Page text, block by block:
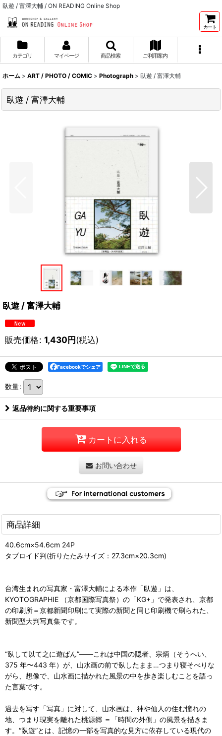
臥遊 / 富澤大輔 / ON READING Online Shop
カート
カテゴリ マイページ 商品検索 ご利用案内
ホーム > ART / PHOTO / COMIC > Photograph > 臥遊 / 富澤大輔
臥遊 / 富澤大輔
臥遊 / 富澤大輔
販売価格: 1,430円(税込)
Facebookでシェア
数量:
返品特約に関する重要事項
カートに入れる
お問い合わせ
商品詳細
40.6cm×54.6cm 24P
タブロイド判(折りたたみサイズ：27.3cm×20.3cm)
台湾生まれの写真家・富澤大輔による本作「臥遊」は、
KYOTOGRAPHIE （京都国際写真祭）の「KG+」で発表され、京都
の印刷所＝京都新聞印刷にて実際の新聞と同じ印刷機で刷られた、
新聞型大判写真集です。
“臥して以て之に遊ばん”――これは中国の隠者、宗炳（そうへい、
375 年〜443 年）が、山水画の前で臥したまま…つまり寝そべりな
がら、想像で、山水画に描かれた風景の中を歩き楽しむことを語っ
た言葉です。
過去を写す「写真」に対して、山水画は、神や仙人の住む憧れの
地、つまり現実を離れた桃源郷 ＝「時間の外側」の風景を描きま
す。“臥遊”とは、記憶の一部を写真的な見方に依存している現代の